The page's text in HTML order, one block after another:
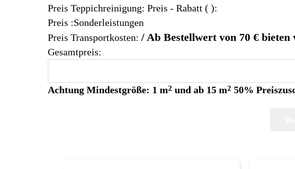
Preis Teppichreinigung: Preis - Rabatt ( ):
Preis :Sonderleistungen
Preis Transportkosten: / Ab Bestellwert von 70 €
Gesamtpreis:
Achtung Mindestgröße: 1 m2 und ab 15 m2 50%